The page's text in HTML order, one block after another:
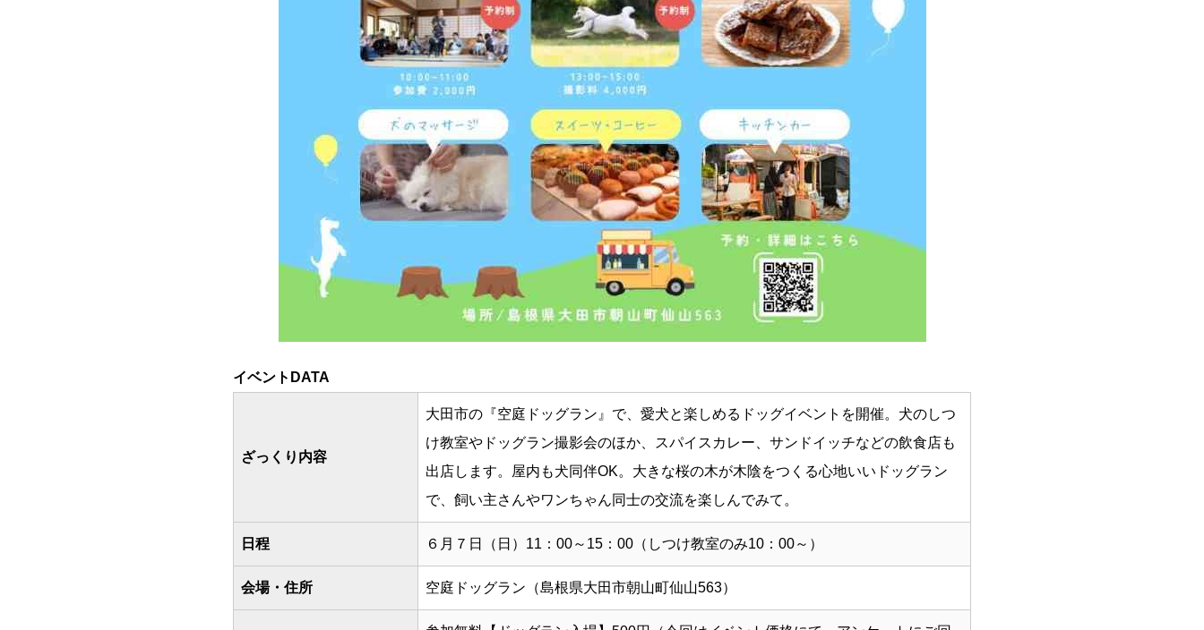
イベントDATA
ざっくり内容
大田市の『空庭ドッグラン』で、愛犬と楽しめるドッグイベントを開催。犬のしつ
け教室やドッグラン撮影会のほか、スパイスカレー、サンドイッチなどの飲食店も
出店します。屋内も犬同伴OK。大きな桜の木が木陰をつくる心地いいドッグラン
で、飼い主さんやワンちゃん同士の交流を楽しんでみて。
日程 ６月７日（日）11：00～15：00（しつけ教室のみ10：00～）
会場・住所 空庭ドッグラン（島根県大田市朝山町仙山563）